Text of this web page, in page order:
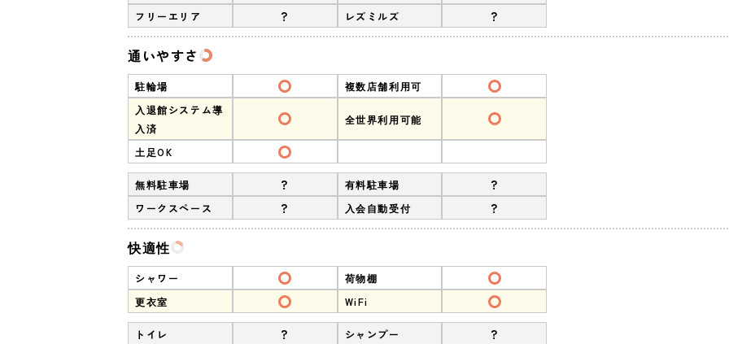
フリーエリア ? レズミルズ ?
通いやすさ
駐輪場
複数店舗利用可
入退館システム導
入済
全世界利用可能
土足OK
無料駐車場 ? 有料駐車場 ?
ワークスペース ? 入会自動受付 ?
快適性
シャワー
荷物棚
更衣室
WiFi
トイレ ? シャンプー ?